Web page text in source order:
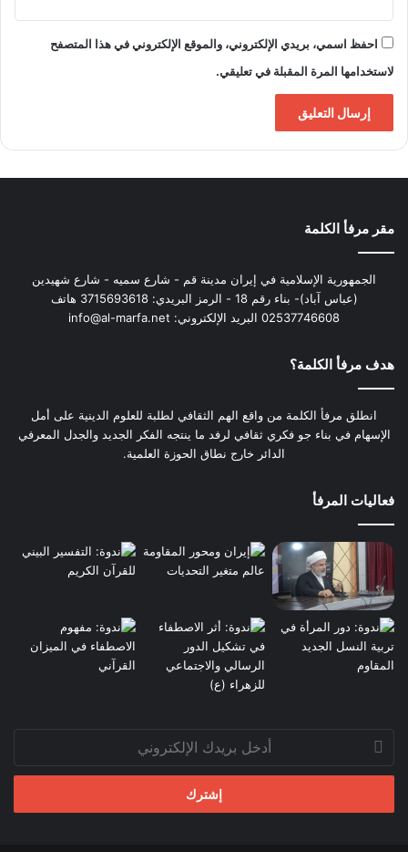
احفظ اسمي، بريدي الإلكتروني، والموقع الإلكتروني في هذا المتصفح
لاستخدامها المرة المقبلة في تعليقي.
مقر مرفأ الكلمة
الجمهورية الإسلامية في إيران مدينة قم - شارع سميه - شارع شهيدين
(عباس آباد)- بناء رقم 18 - الرمز البريدي: 3715693618 هاتف
02537746608 البريد الإلكتروني: info@al-marfa.net
هدف مرفأ الكلمة؟
انطلق مرفأ الكلمة من واقع الهم الثقافي لطلبة للعلوم الدينية على أمل
الإسهام في بناء جو فكري ثقافي لرفد ما ينتجه الفكر الجديد والجدل المعرفي
الدائر خارج نطاق الحوزة العلمية.
فعاليات المرفأ
أدخل
بريدك
الإلكتروني